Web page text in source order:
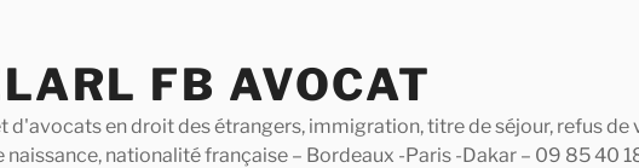
FB AVOCAT
d'avocats en droit des étrangers, immigration, titre de séjour, refus
naissance, nationalité française – Bordeaux -Paris -Dakar – 09 85 40